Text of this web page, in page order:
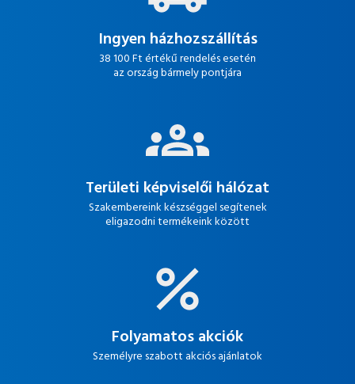
Ingyen házhozszállítás
38 100 Ft értékű rendelés esetén
az ország bármely pontjára
Területi képviselői hálózat
Szakembereink készséggel segítenek
eligazodni termékeink között
Folyamatos akciók
Személyre szabott akciós ajánlatok